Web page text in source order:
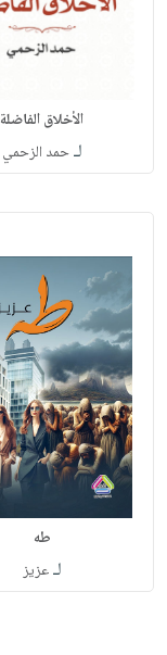
الأخلاق الفاضلة
لـحمد الزحمي
طه
لـعزيز